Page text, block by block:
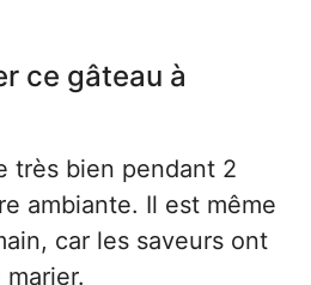
ce gâteau à
très bien pendant 2
ambiante. Il est même
car les saveurs ont